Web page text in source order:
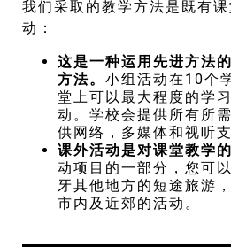
我们采取的教学方法是既有
动：
这是一种运用先进方法
方法。 小组活动在10个
堂上可以最大程度的学
动。学校会提供所有所
供网络，多媒体和视听支
课外活动是对课堂教学
动项目的一部分，您可
牙其他地方的短途旅游
市内及近郊的活动。